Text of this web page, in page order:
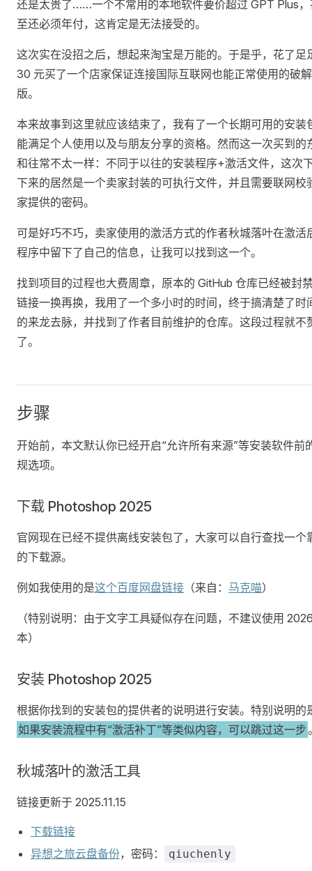
还是太贵了……一个不常用的本地软件要价超过 GPT Plus
至还必须年付，这肯定是无法接受的。
这次实在没招之后，想起来淘宝是万能的。于是乎，花了足
30 元买了一个店家保证连接国际互联网也能正常使用的破解
版。
本来故事到这里就应该结束了，我有了一个长期可用的安装
能满足个人使用以及与朋友分享的资格。然而这一次买到的
和往常不太一样：不同于以往的安装程序+激活文件，这次
下来的居然是一个卖家封装的可执行文件，并且需要联网校
家提供的密码。
可是好巧不巧，卖家使用的激活方式的作者秋城落叶在激活
程序中留下了自己的信息，让我可以找到这一个。
找到项目的过程也大费周章，原本的 GitHub 仓库已经被封
链接一换再换，我用了一个多小时的时间，终于搞清楚了时
的来龙去脉，并找到了作者目前维护的仓库。这段过程就不
了。
步骤
开始前，本文默认你已经开启“允许所有来源”等安装软件前
规选项。
下载 Photoshop 2025
官网现在已经不提供离线安装包了，大家可以自行查找一个
的下载源。
例如我使用的是这个百度网盘链接 （来自： 马克喵）
（特别说明：由于文字工具疑似存在问题，不建议使用
本）
安装 Photoshop 2025
根据你找到的安装包的提供者的说明进行安装。特别说明的
如果安装流程中有“激活补丁”等类似内容，可以跳过这一步
秋城落叶的激活工具
链接更新于 2025.11.15
下载链接
异想之旅云盘备份，密码： qiuchenly